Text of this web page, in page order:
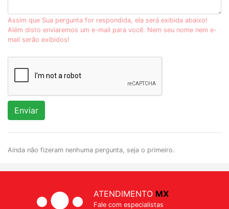
Assim que Sua pergunta for respondida, ela será exibida abaixo!
Além disto enviaremos um e-mail para você. Nem seu nome nem e-
mail serão exibidos!
Enviar
Ainda não fizeram nenhuma pergunta, seja o primeiro.
ATENDIMENTO MX
Fale com especialistas